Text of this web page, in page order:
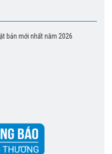
bản mới nhất năm 2026